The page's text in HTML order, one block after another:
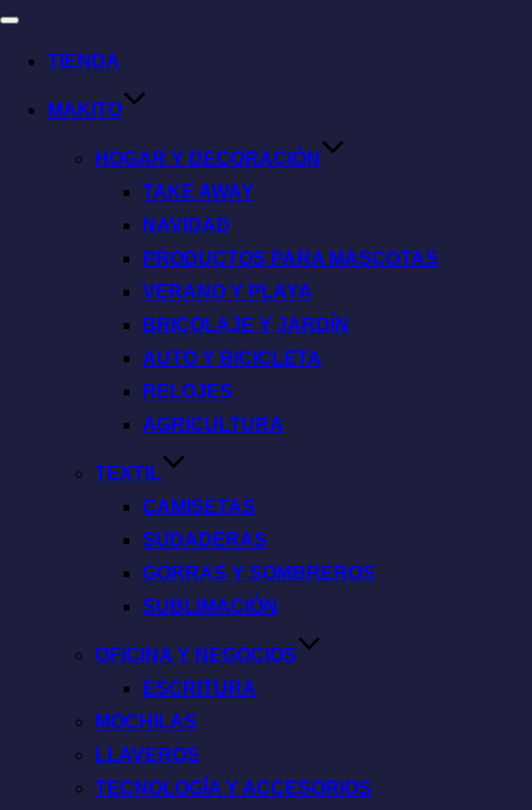
TIENDA
MAKITO
HOGAR Y DECORACIÓN
TAKE AWAY
NAVIDAD
PRODUCTOS PARA MASCOTAS
VERANO Y PLAYA
BRICOLAJE Y JARDÍN
AUTO Y BICICLETA
RELOJES
AGRICULTURA
TEXTIL
CAMISETAS
SUDADERAS
GORRAS Y SOMBREROS
SUBLIMACIÓN
OFICINA Y NEGOCIOS
ESCRITURA
MOCHILAS
LLAVEROS
TECNOLOGÍA Y ACCESORIOS